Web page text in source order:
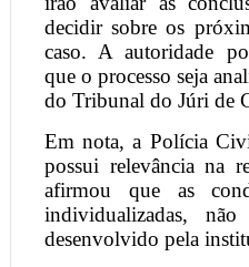
decidir sobre os
caso. A autoridade
que o processo seja
do Tribunal do Júri de
Em nota, a Polícia
possui relevância na
afirmou que as
individualizadas,
desenvolvido pela